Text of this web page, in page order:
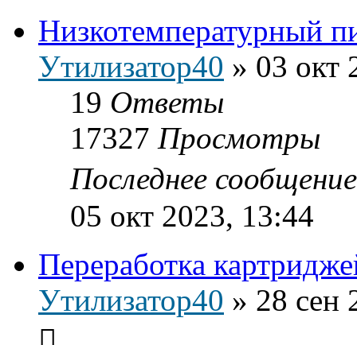
Низкотемпературный
Утилизатор40 » 03 окт
19 Ответы
17327 Просмотры
Последнее
05 окт 2023, 13:44
Переработка
Утилизатор40 » 28 сен